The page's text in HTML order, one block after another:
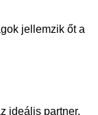
jellemzik őt a
ideális partner.